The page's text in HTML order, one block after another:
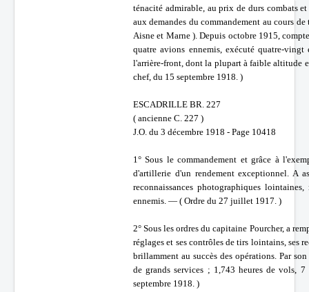
ténacité admirable, au prix de durs combats
aux demandes du commandement au cours
Aisne et Marne ). Depuis octobre 1915,
quatre avions ennemis, exécuté quatre-
l'arrière-front, dont la plupart à faible altitude
chef, du 15 septembre 1918. )
ESCADRILLE BR. 227
( ancienne C. 227 )
J.O. du 3 décembre 1918 - Page 10418
1° Sous le commandement et grâce à
d'artillerie d'un rendement exceptionnel. A
reconnaissances photographiques
ennemis. — ( Ordre du 27 juillet 1917. )
2° Sous les ordres du capitaine Pourcher, a
réglages et ses contrôles de tirs lointains, ses
brillamment au succès des opérations. Par
de grands services ; 1,743 heures de vols,
septembre 1918. )